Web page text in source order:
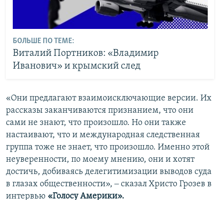
БОЛЬШЕ ПО ТЕМЕ:
Виталий Портников: «Владимир
Иванович» и крымский след
«Они предлагают взаимоисключающие версии. Их
рассказы заканчиваются признанием, что они
сами не знают, что произошло. Но они также
настаивают, что и международная следственная
группа тоже не знает, что произошло. Именно этой
неуверенности, по моему мнению, они и хотят
достичь, добиваясь делегитимизации выводов суда
в глазах общественности», ‒ сказал Христо Грозев в
интервью «Голосу Америки».